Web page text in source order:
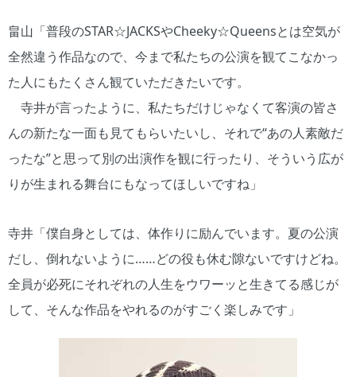
畠山「普段のSTAR☆JACKSやCheeky☆Queensとは空気が
全然違う作品なので、今まで私たちの公演を観てこなかっ
た人にもたくさん観ていただきたいです。
寺井が言ったように、私たちだけじゃなくて客演の皆さ
んの新たな一面も見てもらいたいし、それで“あの人素敵だ
ったな”と思って別の出演作を観に行ったり、そういう広が
りが生まれる舞台にもなってほしいですね」
寺井「僕自身としては、体作りに励んでいます。夏の公演
だし、倒れないように……どの役も休む隙ないですけどね。
全員が必死にそれぞれの人生をウワーッと生きてる感じが
して、そんな作品をやれるのがすごく楽しみです」